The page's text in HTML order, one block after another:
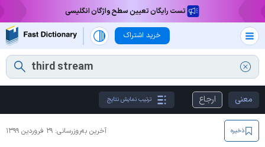
تست رایگان تعیین سطح واژگان انگلیسی
خرید اشتراک
معنی ارجاع ترتیب نمایش نتایج
آخرین به‌روزرسانی: ۲۹ فروردین ۱۳۹۹ ذخیره